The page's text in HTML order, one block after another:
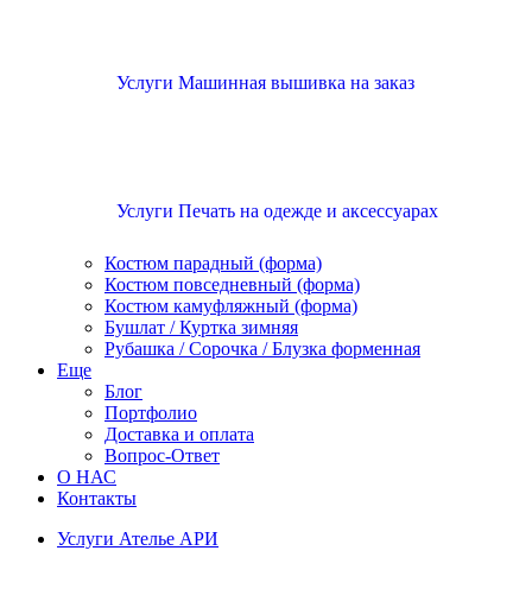
Услуги Машинная вышивка на заказ
Услуги Печать на одежде и аксессуарах
Костюм парадный (форма)
Костюм повседневный (форма)
Костюм камуфляжный (форма)
Бушлат / Куртка зимняя
Рубашка / Сорочка / Блузка форменная
Еще
Блог
Портфолио
Доставка и оплата
Вопрос-Ответ
О НАС
Контакты
Услуги Ателье АРИ